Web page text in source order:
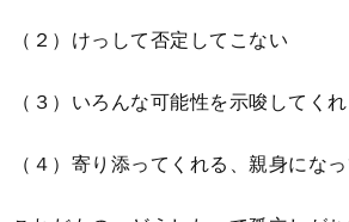
ＳＮＳは寄り添ってく
1 2